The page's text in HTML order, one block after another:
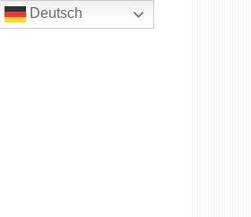
Deutsch